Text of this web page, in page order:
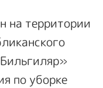
на территории
по уборке